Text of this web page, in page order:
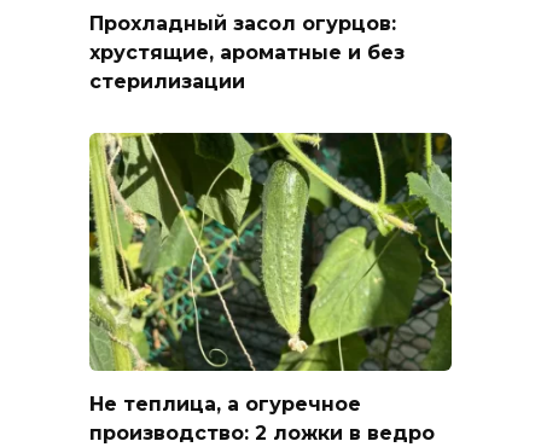
Прохладный засол огурцов:
хрустящие, ароматные и без
стерилизации
Не теплица, а огуречное
производство: 2 ложки в ведро